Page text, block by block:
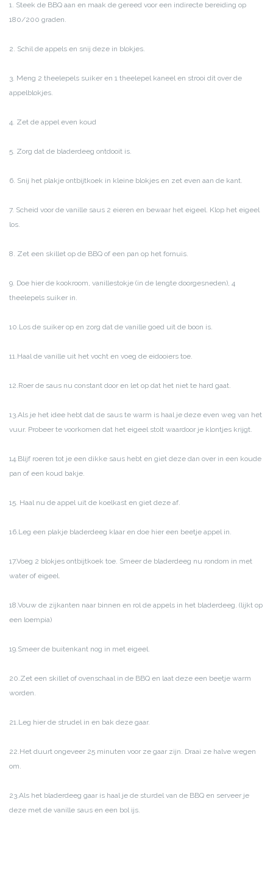
1. Steek de BBQ aan en maak de gereed voor een indirecte bereiding op
180/200 graden.
2. Schil de appels en snij deze in blokjes.
3. Meng 2 theelepels suiker en 1 theelepel kaneel en strooi dit over de
appelblokjes.
4. Zet de appel even koud
5. Zorg dat de bladerdeeg ontdooit is.
6. Snij het plakje ontbijtkoek in kleine blokjes en zet even aan de kant.
7. Scheid voor de vanille saus 2 eieren en bewaar het eigeel. Klop het eigeel
los.
8. Zet een skillet op de BBQ of een pan op het fornuis.
9. Doe hier de kookroom, vanillestokje (in de lengte doorgesneden), 4
theelepels suiker in.
10.Los de suiker op en zorg dat de vanille goed uit de boon is.
11.Haal de vanille uit het vocht en voeg de eidooiers toe.
12.Roer de saus nu constant door en let op dat het niet te hard gaat.
13.Als je het idee hebt dat de saus te warm is haal je deze even weg van het
vuur. Probeer te voorkomen dat het eigeel stolt waardoor je klontjes krijgt.
14.Blijf roeren tot je een dikke saus hebt en giet deze dan over in een koude
pan of een koud bakje.
15. Haal nu de appel uit de koelkast en giet deze af.
16.Leg een plakje bladerdeeg klaar en doe hier een beetje appel in.
17.Voeg 2 blokjes ontbijtkoek toe. Smeer de bladerdeeg nu rondom in met
water of eigeel.
18.Vouw de zijkanten naar binnen en rol de appels in het bladerdeeg. (lijkt op
een loempia)
19.Smeer de buitenkant nog in met eigeel.
20.Zet een skillet of ovenschaal in de BBQ en laat deze een beetje warm
worden.
21.Leg hier de strudel in en bak deze gaar.
22.Het duurt ongeveer 25 minuten voor ze gaar zijn. Draai ze halve wegen
om.
23.Als het bladerdeeg gaar is haal je de sturdel van de BBQ en serveer je
deze met de vanille saus en een bol ijs.